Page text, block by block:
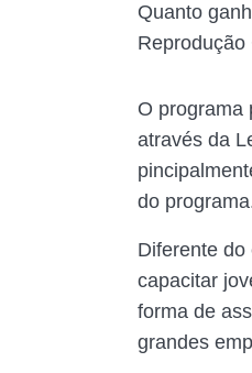
Quanto
Reprodução
O programa
através da
do
Diferente do
capacitar
forma de
grandes